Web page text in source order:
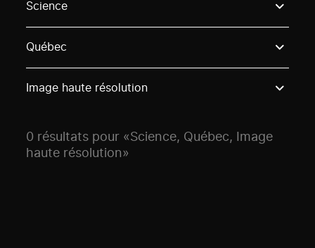
Science
Québec
Image haute résolution
0 résultats pour «Science, Québec, Image
haute résolution»